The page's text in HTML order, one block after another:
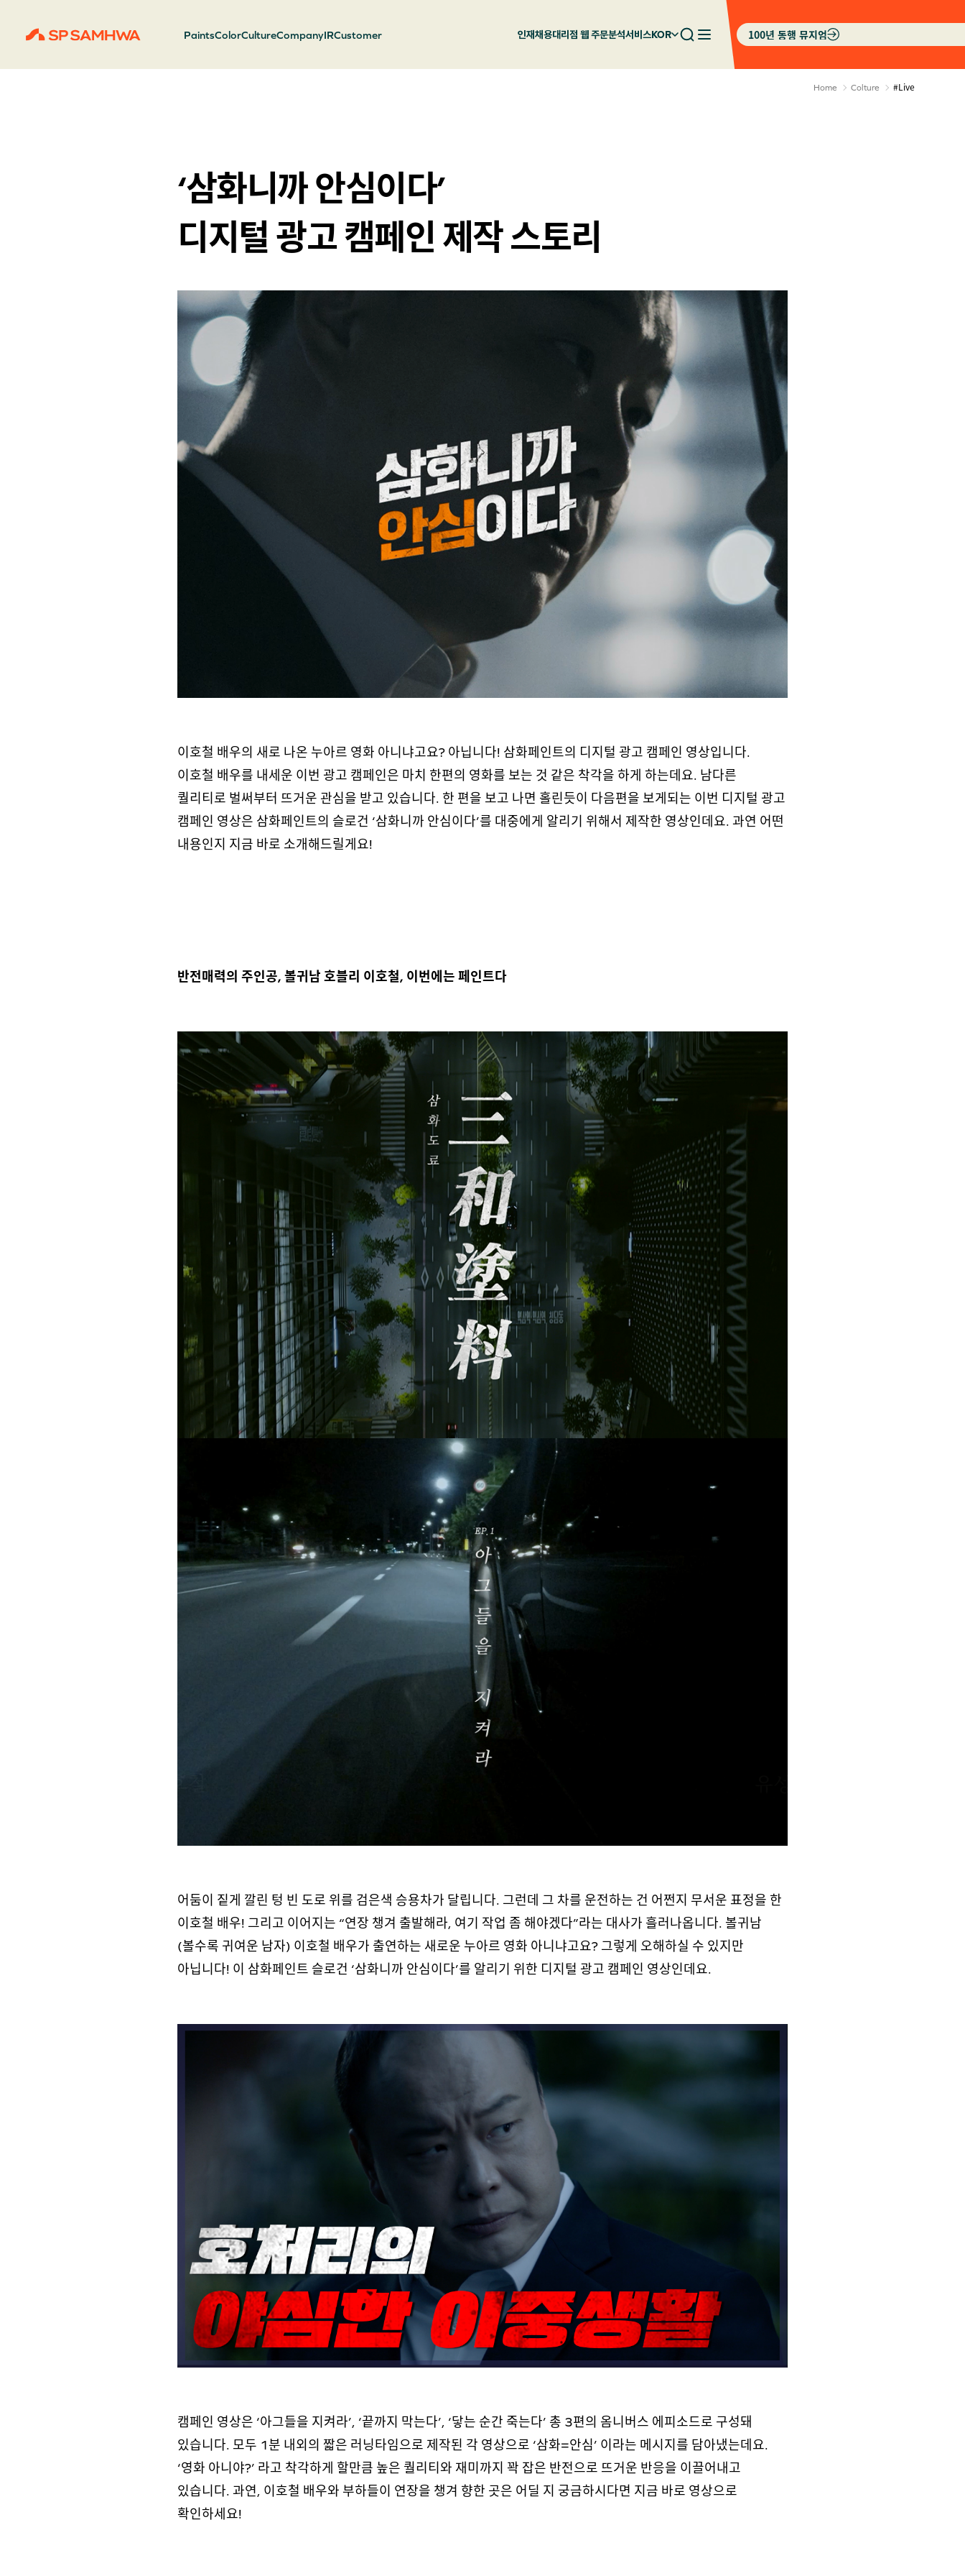
PaintsColorCultureCompanyIRCustomer 인재채용대리점 웹 주문분석서비스KOR 100년 동행 뮤지엄
Home Colture #Live
‘삼화니까 안심이다’
디지털 광고 캠페인 제작 스토리
이호철 배우의 새로 나온 누아르 영화 아니냐고요? 아닙니다! 삼화페인트의 디지털 광고 캠페인 영상입니다.
이호철 배우를 내세운 이번 광고 캠페인은 마치 한편의 영화를 보는 것 같은 착각을 하게 하는데요. 남다른
퀄리티로 벌써부터 뜨거운 관심을 받고 있습니다. 한 편을 보고 나면 홀린듯이 다음편을 보게되는 이번 디지털 광고
캠페인 영상은 삼화페인트의 슬로건 ‘삼화니까 안심이다’를 대중에게 알리기 위해서 제작한 영상인데요. 과연 어떤
내용인지 지금 바로 소개해드릴게요!
반전매력의 주인공, 볼귀남 호블리 이호철, 이번에는 페인트다
어둠이 짙게 깔린 텅 빈 도로 위를 검은색 승용차가 달립니다. 그런데 그 차를 운전하는 건 어쩐지 무서운 표정을 한
이호철 배우! 그리고 이어지는 “연장 챙겨 출발해라, 여기 작업 좀 해야겠다”라는 대사가 흘러나옵니다. 볼귀남
(볼수록 귀여운 남자) 이호철 배우가 출연하는 새로운 누아르 영화 아니냐고요? 그렇게 오해하실 수 있지만
아닙니다! 이 삼화페인트 슬로건 ‘삼화니까 안심이다’를 알리기 위한 디지털 광고 캠페인 영상인데요.
캠페인 영상은 ‘아그들을 지켜라’, ‘끝까지 막는다’, ‘닿는 순간 죽는다’ 총 3편의 옴니버스 에피소드로 구성돼
있습니다. 모두 1분 내외의 짧은 러닝타임으로 제작된 각 영상으로 ‘삼화=안심’ 이라는 메시지를 담아냈는데요.
‘영화 아니야?’ 라고 착각하게 할만큼 높은 퀄리티와 재미까지 꽉 잡은 반전으로 뜨거운 반응을 이끌어내고
있습니다. 과연, 이호철 배우와 부하들이 연장을 챙겨 향한 곳은 어딜 지 궁금하시다면 지금 바로 영상으로
확인하세요!